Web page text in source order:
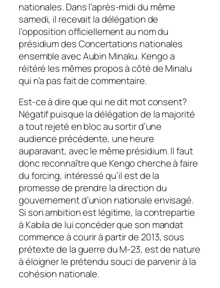
nationales. Dans l’après-midi du même
samedi, il recevait la délégation de
l’opposition officiellement au nom du
présidium des Concertations nationales
ensemble avec Aubin Minaku. Kengo a
réitéré les mêmes propos à côté de Minalu
qui n’a pas fait de commentaire.
Est-ce à dire que qui ne dit mot consent?
Négatif puisque la délégation de la majorité
a tout rejeté en bloc au sortir d’une
audience précédente, une heure
auparavant, avec le même présidium. Il faut
donc reconnaître que Kengo cherche à faire
du forcing, intéressé qu’il est de la
promesse de prendre la direction du
gouvernement d’union nationale envisagé.
Si son ambition est légitime, la contrepartie
à Kabila de lui concéder que son mandat
commence à courir à partir de 2013, sous
prétexte de la guerre du M-23, est de nature
à éloigner le prétendu souci de parvenir à la
cohésion nationale.